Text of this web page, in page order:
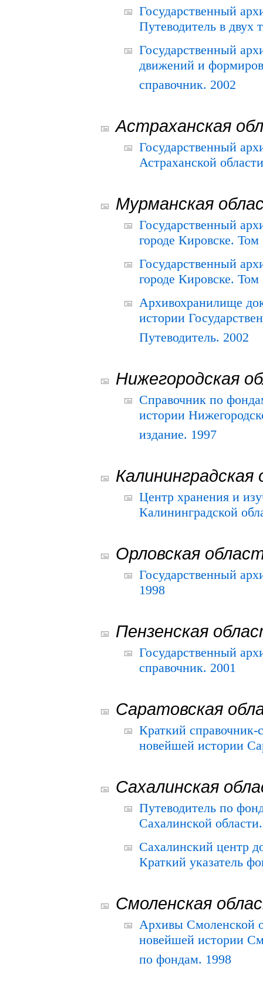
Государственный
Путеводитель в двух
Государственный
движений и
справочник. 2002
Астраханская
Государственный
Астраханской
Мурманская
Государственный
городе Кировске.
Государственный
городе Кировске.
Архивохранилище
истории
Путеводитель. 2002
Нижегородская
Справочник по
истории
издание. 1997
Калининградская
Центр хранения и
Калининградской
Орловская
Государственный
1998
Пензенская
Государственный
справочник. 2001
Саратовская
Краткий
новейшей истории
Сахалинская
Путеводитель по
Сахалинской
Сахалинский центр
Краткий указатель
Смоленская
Архивы Смоленской
новейшей истории
по фондам. 1998